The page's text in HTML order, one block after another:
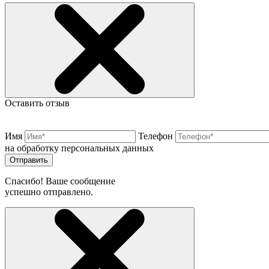
Оставить отзыв
Имя Телефон
на обработку персональных данных
Отправить
Спасибо! Ваше сообщение
успешно отправлено.